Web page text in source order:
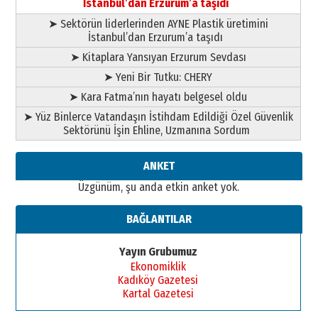
İstanbul’dan Erzurum’a taşıdı
➤ Sektörün liderlerinden AYNE Plastik üretimini
İstanbul’dan Erzurum’a taşıdı
➤ Kitaplara Yansıyan Erzurum Sevdası
➤ Yeni Bir Tutku: CHERY
➤ Kara Fatma’nın hayatı belgesel oldu
➤ Yüz Binlerce Vatandaşın İstihdam Edildiği Özel Güvenlik
Sektörünü İşin Ehline, Uzmanına Sordum
ANKET
Üzgünüm, şu anda etkin anket yok.
BAĞLANTILAR
Yayın Grubumuz
Ekonomiklik
Kadıköy Gazetesi
Kartal Gazetesi